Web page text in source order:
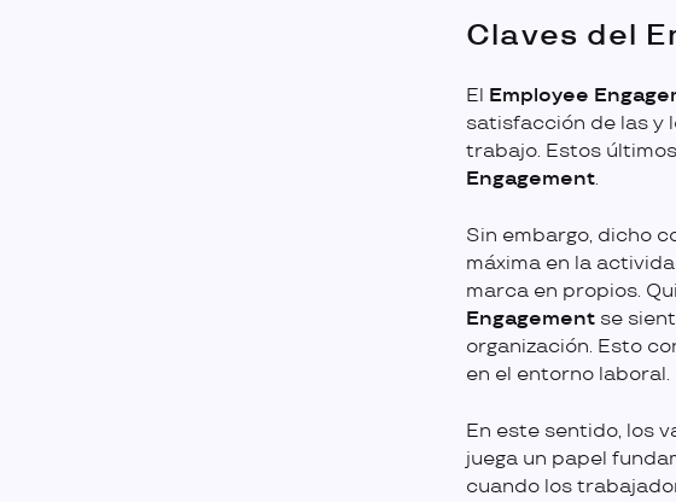
Claves del
El Employee
satisfacción de las y
trabajo. Estos
Engagement.
Sin embargo, dicho
máxima en la
marca en propios.
Engagement se
organización. Esto
en el entorno
En este sentido, los
juega un papel
cuando los